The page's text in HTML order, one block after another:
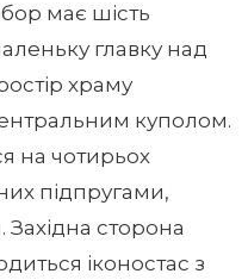
має шість
главку над
храму
куполом.
на чотирьох
підпругами,
Західна сторона
іконостас з